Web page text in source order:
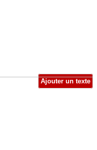
Ajouter un texte